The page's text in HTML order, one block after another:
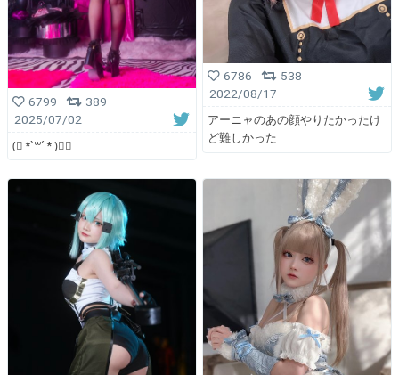
6799
389
2025/07/02
(⃔ *`꒳´ * )⃕↝
6786
538
2022/08/17
アーニャのあの顔やりたかったけ
ど難しかった